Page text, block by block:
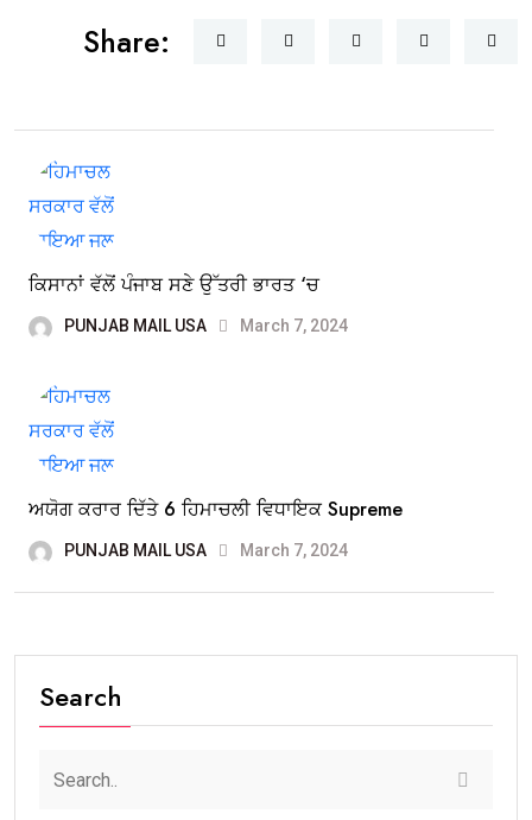
Share:
ਕਿਸਾਨਾਂ ਵੱਲੋਂ ਪੰਜਾਬ ਸਣੇ ਉੱਤਰੀ ਭਾਰਤ ‘ਚ
PUNJAB MAIL USA March 7, 2024
ਅਯੋਗ ਕਰਾਰ ਦਿੱਤੇ 6 ਹਿਮਾਚਲੀ ਵਿਧਾਇਕ Supreme
PUNJAB MAIL USA March 7, 2024
Search